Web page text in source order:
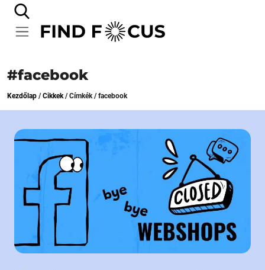
#facebook
Kezdőlap /Cikkek/Címkék/facebook